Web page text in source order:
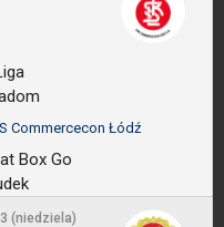
Commercecon Łódź
Box Go
(niedziela)